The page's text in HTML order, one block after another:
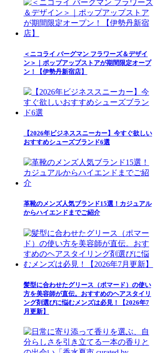
＜ニコライ バーグマン フラワーズ＆デザイ
ン＞｜ポップアップストアが期間限定オープ
ン！【伊勢丹新宿店】
【2026年ビジネススニーカー】今すぐ欲しい
おすすめシューズブランド6選
革靴のメンズ人気ブランド15選！カジュアル
からハイエンドまでご紹介
髪型に合わせたグリース（ポマード）の使い
方を美容師が直伝。おすすめのヘアスタイリ
ング剤選びに悩むメンズは必見！【2026年7
月更新】